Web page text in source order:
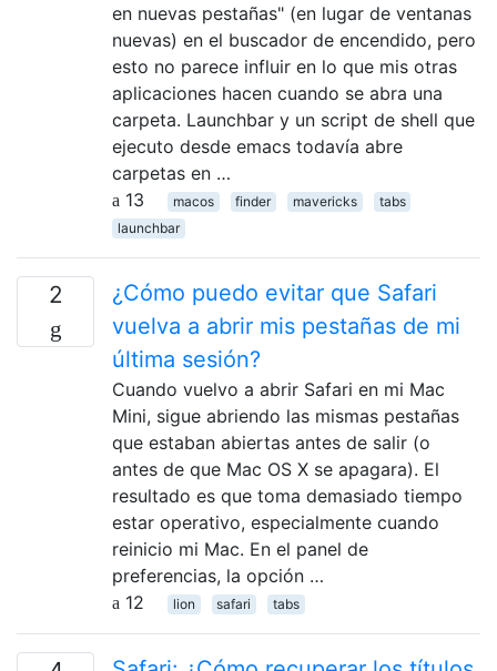
en nuevas pestañas" (en lugar de ventanas
nuevas) en el buscador de encendido, pero
esto no parece influir en lo que mis otras
aplicaciones hacen cuando se abra una
carpeta. Launchbar y un script de shell que
ejecuto desde emacs todavía abre
carpetas en …
13
macos finder mavericks
tabs
launchbar
2
¿Cómo puedo evitar que Safari
vuelva a abrir mis pestañas de mi
última sesión?
Cuando vuelvo a abrir Safari en mi Mac
Mini, sigue abriendo las mismas pestañas
que estaban abiertas antes de salir (o
antes de que Mac OS X se apagara). El
resultado es que toma demasiado tiempo
estar operativo, especialmente cuando
reinicio mi Mac. En el panel de
preferencias, la opción …
12
lion safari tabs